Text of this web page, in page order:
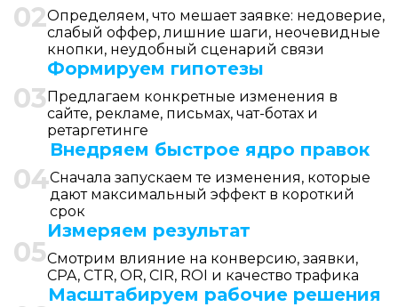
02Определяем, что мешает заявке: недоверие,
слабый оффер, лишние шаги, неочевидные
кнопки, неудобный сценарий связи
03
Формируем гипотезы
Предлагаем конкретные изменения в
сайте, рекламе, письмах, чат-ботах и
ретаргетинге
04
Внедряем быстрое ядро правок
Сначала запускаем те изменения, которые
дают максимальный эффект в короткий
срок
05
Измеряем результат
Смотрим влияние на конверсию, заявки,
CPA, CTR, OR, CIR, ROI и качество трафика
Масштабируем рабочие решения